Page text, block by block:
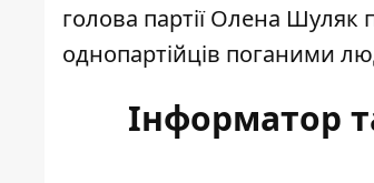
голова партії Олена Шуляк
однопартійців поганими
Інформатор